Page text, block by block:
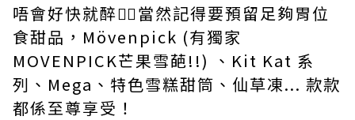
唔會好快就醉👍🏻當然記得要預留足夠胃位
食甜品，Mövenpick (有獨家
MOVENPICK芒果雪葩!!) 、Kit Kat 系
列、Mega、特色雪糕甜筒、仙草凍... 款款
都係至尊享受！